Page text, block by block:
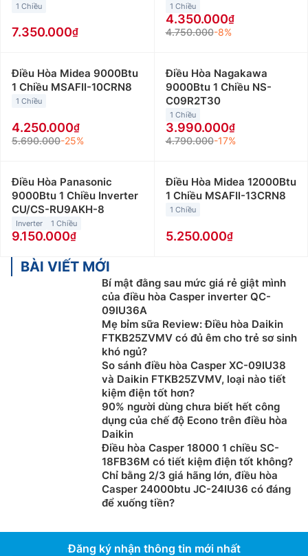
1 Chiều
7.350.000
1 Chiều
4.350.000
4.750.000-8%
Điều Hòa Midea 9000Btu
1 Chiều MSAFII-10CRN8
1 Chiều
4.250.000
5.690.000-25%
Điều Hòa Nagakawa
9000Btu 1 Chiều NS-
C09R2T30
1 Chiều
3.990.000
4.790.000-17%
Điều Hòa Panasonic
9000Btu 1 Chiều Inverter
CU/CS-RU9AKH-8
Inverter 1 Chiều
9.150.000
Điều Hòa Midea 12000Btu
1 Chiều MSAFII-13CRN8
1 Chiều
5.250.000
BÀI VIẾT MỚI
Bí mật đằng sau mức giá rẻ giật mình
của điều hòa Casper inverter QC-
09IU36A
Mẹ bỉm sữa Review: Điều hòa Daikin
FTKB25ZVMV có đủ êm cho trẻ sơ sinh
khó ngủ?
So sánh điều hòa Casper XC-09IU38
và Daikin FTKB25ZVMV, loại nào tiết
kiệm điện tốt hơn?
90% người dùng chưa biết hết công
dụng của chế độ Econo trên điều hòa
Daikin
Điều hòa Casper 18000 1 chiều SC-
18FB36M có tiết kiệm điện tốt không?
Chỉ bằng 2/3 giá hãng lớn, điều hòa
Casper 24000btu JC-24IU36 có đáng
để xuống tiền?
Đăng ký nhận thông tin mới nhất